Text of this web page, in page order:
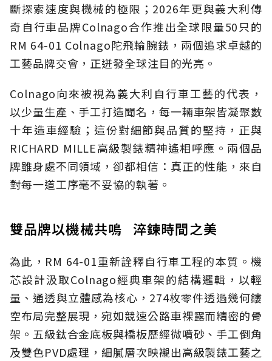
斷探索速度與機械的極限；2026年更與義大利傳
奇自行車品牌Colnago合作推出全球限量50只的
RM 64-01 Colnago陀飛輪腕錶，兩個追求卓越的
工藝品牌交會，正迸發全球注目的光亮。
Colnago向來被視為義大利自行車工藝的代表，
以少量生產、手工打造聞名，每一輛車架皆凝聚數
十年造車經驗；這份對細節與品質的堅持，正與
RICHARD MILLE高級製錶精神遙相呼應。兩個品
牌雖身處不同領域，卻都相信：真正的性能，來自
對每一道工序毫不妥協的執著。
雙品牌以機械共鳴 淬鍊時間之美
為此，RM 64-01重新詮釋自行車工程的本質。機
芯設計汲取Colnago經典車架的結構邏輯，以輕
量、通透與立體感為核心，274枚零件透過幾何鏤
空布局完整展現，宛如競速公路車裸露而精密的骨
架。五級鈦合金底板與橋板歷經微噴砂、手工倒角
及雙色PVD處理，細膩層次映襯出高級製錶工藝之